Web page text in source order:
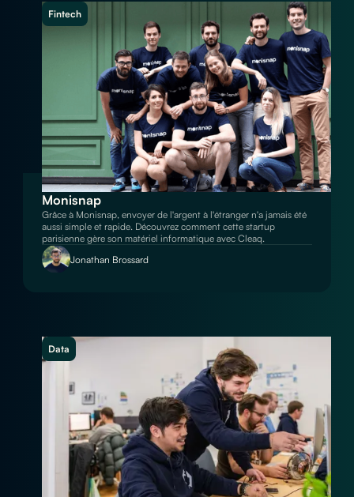
Fintech
Monisnap
Grâce à Monisnap, envoyer de l'argent à l'étranger n'a jamais été
aussi simple et rapide. Découvrez comment cette startup
parisienne gère son matériel informatique avec Cleaq.
Jonathan Brossard
Data